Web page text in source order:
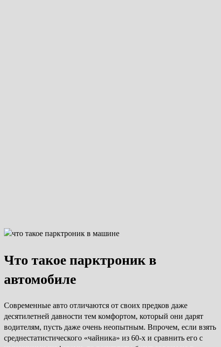
Что такое парктроник в
автомобиле
Современные авто отличаются от своих предков даже
десятилетней давности тем комфортом, который они дарят
водителям, пусть даже очень неопытным. Впрочем, если взять
среднестатистического «чайника» из 60-х и сравнить его с